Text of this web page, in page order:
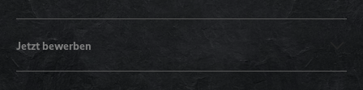
Jetzt bewerben